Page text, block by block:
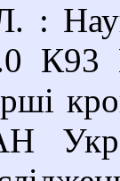
:
К93